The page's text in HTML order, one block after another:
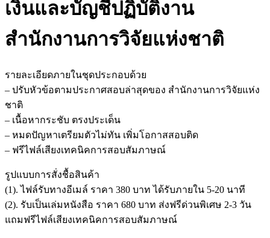
เงินและบัญชีปฏิบัติงาน
สำนักงานการวิจัยแห่งชาติ
รายละเอียดภายในชุดประกอบด้วย
– ปรับหัวข้อตามประกาศสอบล่าสุดของ สำนักงานการวิจัยแห่ง
ชาติ
– เนื้อหากระชับ ตรงประเด็น
– หมดปัญหาเตรียมตัวไม่ทัน เพิ่มโอกาสสอบติด
– ฟรีไฟล์เสียงเทคนิคการสอบสัมภาษณ์
รูปแบบการสั่งชื้อสินค้า
(1). ไฟล์รับทางอีเมล์ ราคา 380 บาท ได้รับภายใน 5-20 นาที
(2). รับเป็นเล่มหนังสือ ราคา 680 บาท ส่งฟรีด่วนพิเศษ 2-3 วัน
แถมฟรีไฟล์เสียงเทคนิคการสอบสัมภาษณ์